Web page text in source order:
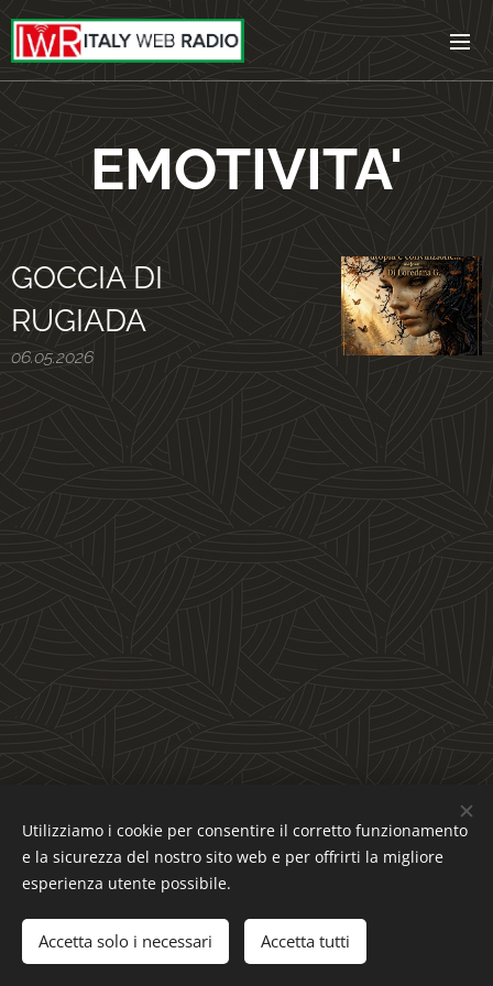
EMOTIVITA'
GOCCIA DI
RUGIADA
06.05.2026
Per manutenzione clicca
ITALYWEBRADIO - C.F.: 02077740600 - Licenza AWR:
Cookies
Utilizziamo i cookie per consentire il corretto funzionamento
e la sicurezza del nostro sito web e per offrirti la migliore
esperienza utente possibile.
Accetta solo i necessari Accetta tutti